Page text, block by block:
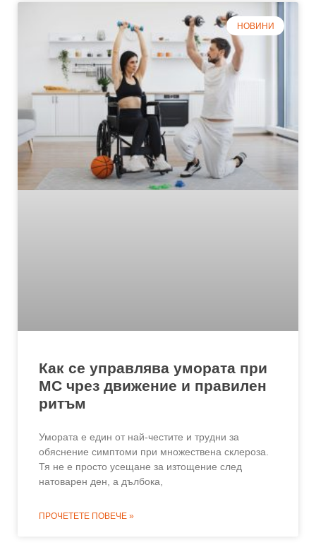
НОВИНИ
Как се управлява умората при
МС чрез движение и правилен
ритъм
Умората е един от най-честите и трудни за
обяснение симптоми при множествена склероза.
Тя не е просто усещане за изтощение след
натоварен ден, а дълбока,
ПРОЧЕТЕТЕ ПОВЕЧЕ »